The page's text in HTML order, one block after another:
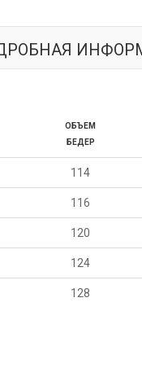
ОБЪЕМ
БЕДЕР
114
116
120
124
128